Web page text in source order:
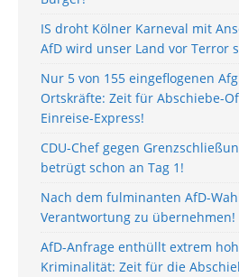
IS droht Kölner Karneval mit
AfD wird unser Land vor Terror
Nur 5 von 155 eingeflogenen
Ortskräfte: Zeit für Abschiebe-
Einreise-Express!
CDU-Chef gegen
betrügt schon an Tag 1!
Nach dem fulminanten AfD-
Verantwortung zu übernehmen!
AfD-Anfrage enthüllt extrem
Kriminalität: Zeit für die